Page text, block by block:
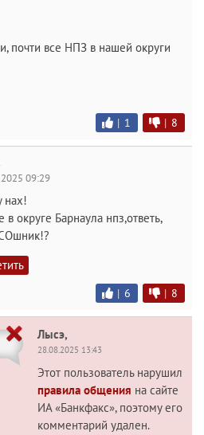
почти все НПЗ в нашей округи
| 1 | 8
09:29
нах!
в округе Барнаула нпз,ответь,
| 6 | 8
Лысэ,
28.08.2025 13:43
Этот пользователь нарушил
правила общения на сайте
ИА «Банкфакс», поэтому его
комментарий удален.